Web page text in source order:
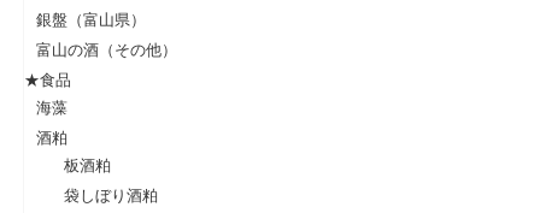
銀盤（富山県）
富山の酒（その他）
★食品
海藻
酒粕
板酒粕
袋しぼり酒粕